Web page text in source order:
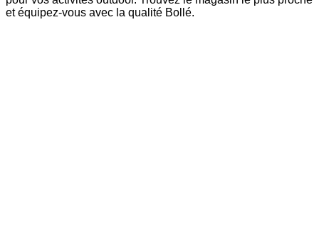
et équipez-vous avec la qualité Bollé.